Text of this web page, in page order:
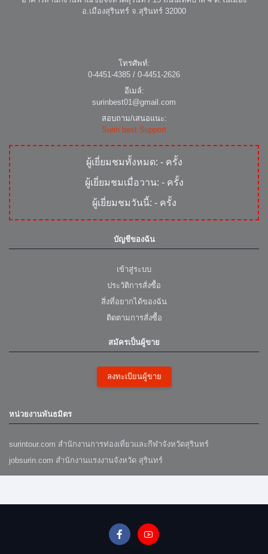
อ.เมืองสุรินทร์ จ.สุรินทร์ 32000
โทรศัพท์:
0-4451-4385 / 0-4451-2626
อีเมล์:
surinbest01@gmail.com
สอบถาม/เสนอแนะ:
Surin best Support
ผู้เยี่ยมชมทั้งหมด: -ครั้ง
ผู้เยี่ยมชมเมื่อวาน: -ครั้ง
ผู้เยี่ยมชมวันนี้: -ครั้ง
บัญชีของฉัน
เข้าสู่ระบบ
ประวัติการสั่งซื้อ
สิ่งที่อยากได้ของฉัน
ติดตามการสั่งซื้อ
สมัครเป็นผู้ขาย
ลงทะเบียนผู้ขาย
หน่วยงานพันธมิตร
surintour.com สำนักงานการท่องเที่ยวและกีฬาจังหวัดสุรินทร์
jobsurin.com สำนักงานแรงงานจังหวัด สุรินทร์